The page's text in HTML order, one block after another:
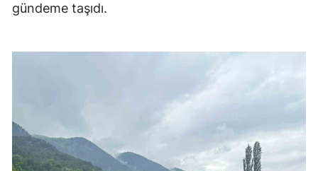
gündeme taşıdı.